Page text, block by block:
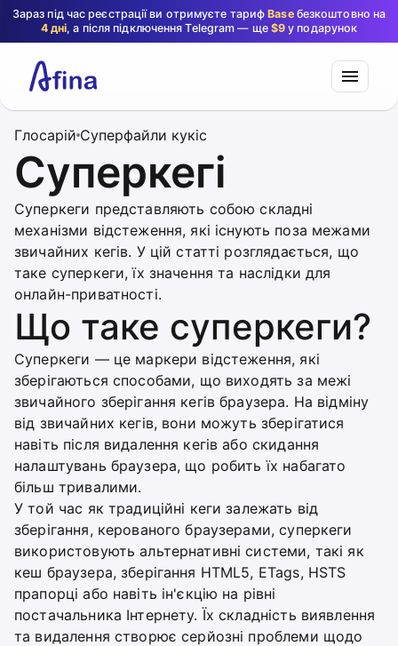
Зараз під час реєстрації ви отримуєте тарифBaseбезкоштовно на
4 дні, а після підключення Telegram — ще $9 у подарунок
Глосарій Суперфайли кукіс
Суперкегі
Суперкеги представляють собою складні
механізми відстеження, які існують поза межами
звичайних кегів. У цій статті розглядається, що
таке суперкеги, їх значення та наслідки для
онлайн-приватності.
Що таке суперкеги?
Суперкеги — це маркери відстеження, які
зберігаються способами, що виходять за межі
звичайного зберігання кегів браузера. На відміну
від звичайних кегів, вони можуть зберігатися
навіть після видалення кегів або скидання
налаштувань браузера, що робить їх набагато
більш тривалими.
У той час як традиційні кеги залежать від
зберігання, керованого браузерами, суперкеги
використовують альтернативні системи, такі як
кеш браузера, зберігання HTML5, ETags, HSTS
прапорці або навіть ін'єкцію на рівні
постачальника Інтернету. Їх складність виявлення
та видалення створює серйозні проблеми щодо